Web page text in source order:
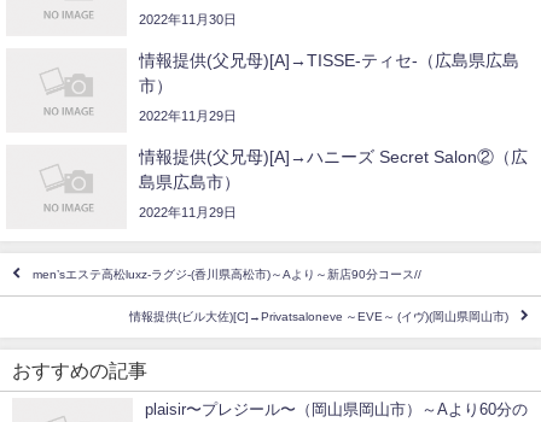
2022年11月30日
情報提供(父兄母)[A]→TISSE-ティセ-（広島県広島
市）
2022年11月29日
情報提供(父兄母)[A]→ハニーズ Secret Salon②（広
島県広島市）
2022年11月29日
men’sエステ高松luxz-ラグジ-(香川県高松市)～Aより～新店90分コース//
情報提供(ビル大佐)[C]→Privatsaloneve ～EVE～ (イヴ)(岡山県岡山市)
おすすめの記事
plaisir〜プレジール〜（岡山県岡山市）～Aより60分の